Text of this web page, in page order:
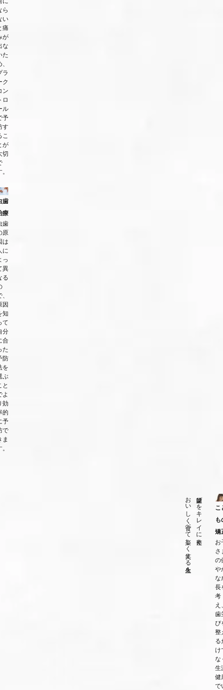
ら
い
痛
が
な
た
ラ
ク
ン
ロ
ル
予
す
こ
が
切
歯
療
歯
原
は
に
っ
異
る
因
知
て
分
合
た
防
を
ぶ
と
よ
効
的
予
で
ま
歯並びをキレイに整え、
おいしく食べて楽しく笑える人生を
こ
も
矯
お
さ
の
や
な
長
考
え
歯
び
整
る
け
な
生
健
で